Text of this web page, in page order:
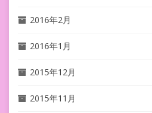
2016年2月
2016年1月
2015年12月
2015年11月